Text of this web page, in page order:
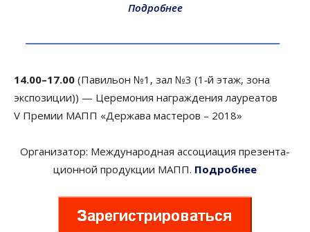
Подробнее
14.00–17.00 (Павильон №1, зал №3 (1‑й этаж, зона
экспозиции)) — Церемония награждения лауреатов
V Премии МАПП «Держава мастеров – 2018»
Организатор: Международная ассоциация презен­та­
ци­он­ной продукции МАПП. Подробнее